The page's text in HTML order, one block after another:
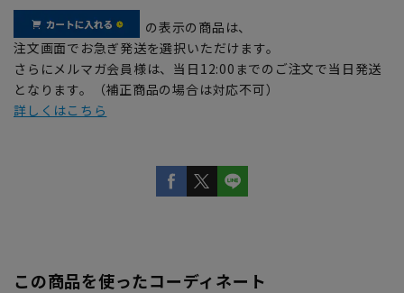
の表示の商品は、
注文画面でお急ぎ発送を選択いただけます。
さらにメルマガ会員様は、当日12:00までのご注文で当日発送
となります。（補正商品の場合は対応不可）
詳しくはこちら
この商品を使ったコーディネート